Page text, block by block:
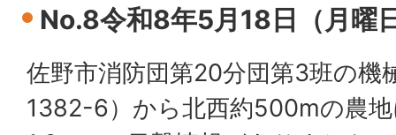
No.8令和8年5月18日（月曜
佐野市消防団第20分団第3班の機
1382-6）から北西約500mの農